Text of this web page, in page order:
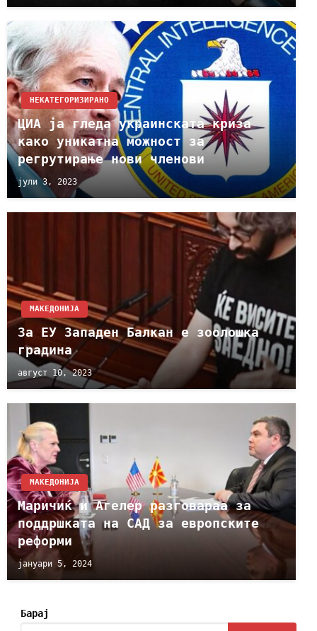
НЕКАТЕГОРИЗИРАНО
ЦИА ја гледа украинската криза
како уникатна можност за
регрутирање нови членови
јули 3, 2023
МАКЕДОНИЈА
За ЕУ Западен Балкан е зоолошка
градина
август 10, 2023
МАКЕДОНИЈА
Маричиќ и Агелер разговараа за
поддршката на САД за европските
реформи
јануари 5, 2024
Барај